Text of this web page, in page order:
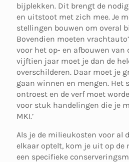
bijplekken. Dit brengt de
en uitstoot met zich mee. Je
stellingen bouwen om overal
Bovendien moeten
voor het op- en afbouwen van
vijftien jaar moet je dan de
overschilderen. Daar moet je
gaan winnen en mengen. Het
ontroest en de verf moet
voor stuk handelingen die je
MKI.’
Als je de milieukosten voor al
elkaar optelt, kom je uit op de
een specifieke